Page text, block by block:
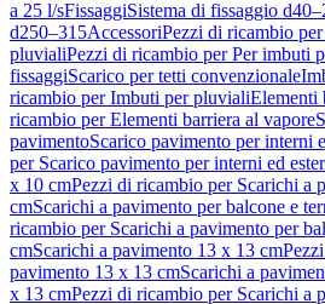
a 25 l/sFissaggiSistema di fissaggio
d250–315AccessoriPezzi di ricambio
pluvialiPezzi di ricambio per Per imbuti
fissaggiScarico per tetti convenzionale
ricambio per Imbuti per pluvialiElementi
ricambio per Elementi barriera al vapore
pavimentoScarico pavimento per interni
per Scarico pavimento per interni ed
x 10 cmPezzi di ricambio per Scarichi a
cmScarichi a pavimento per balcone e
ricambio per Scarichi a pavimento per
cmScarichi a pavimento 13 x 13 cm
pavimento 13 x 13 cmScarichi a
x 13 cmPezzi di ricambio per Scarichi a